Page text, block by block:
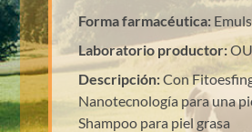
Forma farmacéutica:
Laboratorio productor:
Descripción:Con
Nanotecnología para una
Shampoo para piel grasa